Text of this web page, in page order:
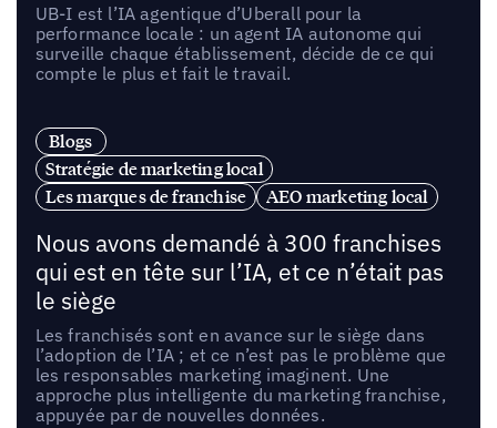
UB-I est l’IA agentique d’Uberall pour la
performance locale : un agent IA autonome qui
surveille chaque établissement, décide de ce qui
compte le plus et fait le travail.
Blogs
Stratégie de marketing local
Les marques de franchise
AEO marketing local
Nous avons demandé à 300 franchises
qui est en tête sur l’IA, et ce n’était pas
le siège
Les franchisés sont en avance sur le siège dans
l’adoption de l’IA ; et ce n’est pas le problème que
les responsables marketing imaginent. Une
approche plus intelligente du marketing franchise,
appuyée par de nouvelles données.